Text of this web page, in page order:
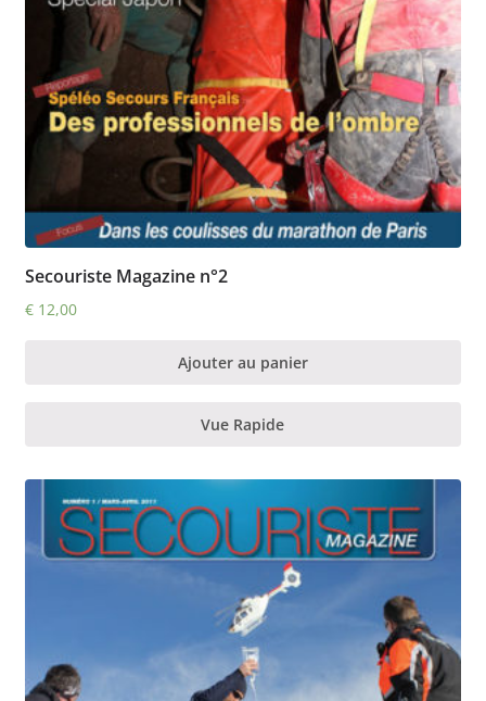
Secouriste Magazine n°2
€12,00
Ajouter au panier
Vue Rapide